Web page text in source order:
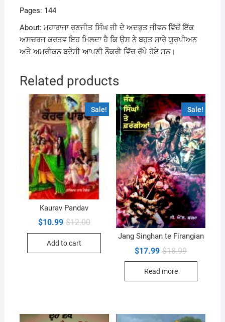
Pages: 144
About: ਮਹਾਰਾਜਾ ਰਣਜੀਤ ਸਿੰਘ ਜੀ ਦੇ ਅਦਭੁਤ ਜੀਵਨ ਵਿੱਚੋਂ ਇੱਕ
ਅਸਚਰਜ ਕਰਤਵ ਇਹ ਮਿਲਦਾ ਹੈ ਕਿ ਉਸ ਨੇ ਬਹੁਤ ਸਾਰੇ ਯੂਰਪੀਅਨ
ਅਤੇ ਅਮਰੀਕਨ ਬਦੇਸੀ ਆਪਣੀ ਨੌਕਰੀ ਵਿੱਚ ਰੱਖੇ ਹੋਏ ਸਨ।
Related products
Sale!
Kaurav Pandav
$12.00Original
$10.99
Current
Add to cart
Sale!
Jang Singhan te Firangian
$18.99Original
$17.99
Current
Read more